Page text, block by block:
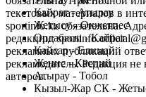
Кайрат - Атырау
Жетысу - Окжетпес
Ордабасы - Кайрат
Кайсар - Елимай
Женис - Каспий
Атырау - Тобол
Кызыл-Жар СК -
текстовых материалов в
sportinfo.kz обязательна.
редакции:
рекламных публикаций
рекламодатель. Редакция не
авторов.